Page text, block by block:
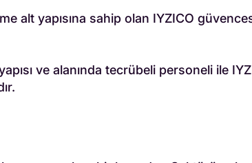
alt yapısına sahip olan IYZICO
ve alanında tecrübeli personeli ile